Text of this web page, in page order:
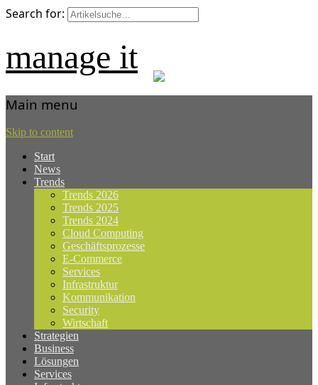
Search for:
manage it
Main menu
Skip to content
Start
News
Trends
Trends 2026
Trends 2025
Trends 2024
Cloud Computing
Geschäftsprozesse
E-Commerce
Services
Infrastruktur
Kommunikation
Security
Wirtschaft
Strategien
Business
Lösungen
Services